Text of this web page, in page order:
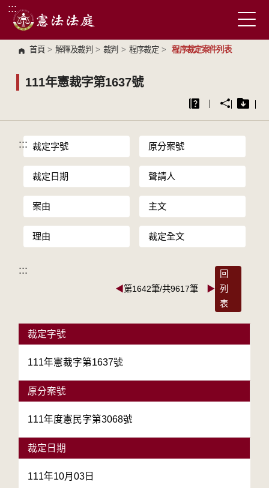
跳到主要內容區塊
:::
首頁 > 解釋及裁判 > 裁判 > 程序裁定 > 程序裁定案件列表
111年憲裁字第1637號
::: 裁定字號 原分案號
裁定日期 聲請人
案由 主文
理由 裁定全文
:::
◀第1642筆/共9617筆 ▶
回
列
表
裁定字號
111年憲裁字第1637號
原分案號
111年度憲民字第3068號
裁定日期
111年10月03日